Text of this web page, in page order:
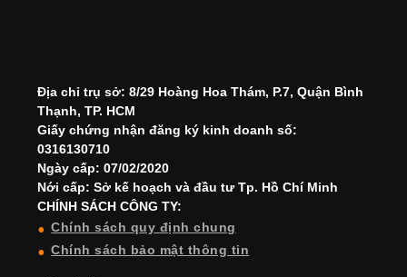
Địa chỉ trụ sở: 8/29 Hoàng Hoa Thám, P.7, Quận Bình
Thạnh, TP. HCM
Giấy chứng nhận đăng ký kinh doanh số:
0316130710
Ngày cấp: 07/02/2020
Nới cấp: Sở kế hoạch và đầu tư Tp. Hồ Chí Minh
CHÍNH SÁCH CÔNG TY:
Chính sách quy định chung
Chính sách bảo mật thông tin